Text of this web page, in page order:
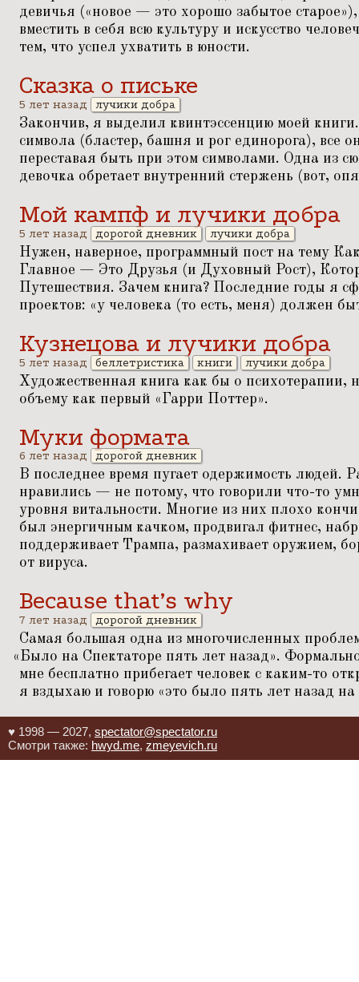
девичья («новое — это хорошо забытое
вместить в себя всю культуру и искусство
тем, что успел ухватить в юности.
Сказка о письке
5 лет назад лучики добра
Закончив, я выделил квинтэссенцию моей
символа (бластер, башня и рог единорога), все
переставая быть при этом символами. Одна из
девочка обретает внутренний стержень (вот,
Мой кампф и лучики добра
5 лет назад дорогой дневник лучики добра
Нужен, наверное, программный пост на тему
Главное — Это Друзья (и Духовный Рост),
Путешествия. Зачем книга? Последние годы я
проектов: «у человека (то есть, меня) должен
Кузнецова и лучики добра
5 лет назад беллетристика книги лучики добра
Художественная книга как бы о психотерапии,
объему как первый «Гарри Поттер».
Муки формата
6 лет назад дорогой дневник
В последнее время пугает одержимость людей.
нравились — не потому, что говорили что-то
уровня витальности. Многие из них плохо
был энергичным качком, продвигал фитнес,
поддерживает Трампа, размахивает оружием,
от вируса.
Because that’s why
7 лет назад дорогой дневник
Самая большая одна из многочисленных
«Было на Спектаторе пять лет назад».
мне бесплатно прибегает человек с каким-то
я вздыхаю и говорю «это было пять лет назад
♥ 1998 — 2027, spectator@spectator.ru
Смотри также: hwyd.me, zmeyevich.ru